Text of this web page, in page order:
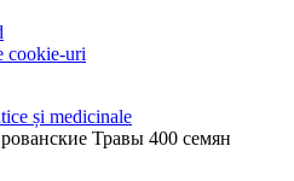
cookie-uri
și medicinale
Травы 400 семян